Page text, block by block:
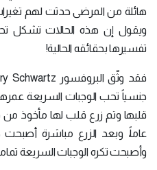
هائلة من المرضى حدثت لهم
ويقول إن هذه الحالات تشكل
تفسيرها بحقائقه الحالية!
عاماً، وبعد الزرع مباشرة
وأصبحت تكره الوجبات السريعة